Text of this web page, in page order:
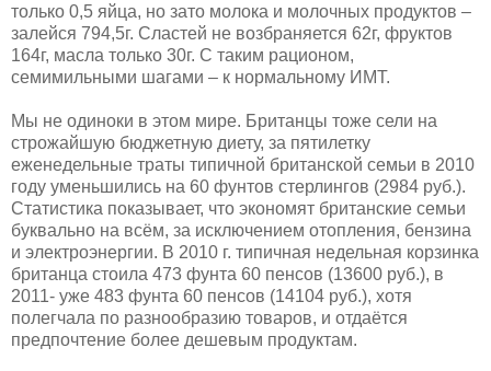
только 0,5 яйца, но зато молока и молочных продуктов –
залейся 794,5г. Сластей не возбраняется 62г, фруктов
164г, масла только 30г. С таким рационом,
семимильными шагами – к нормальному ИМТ.
Мы не одиноки в этом мире. Британцы тоже сели на
строжайшую бюджетную диету, за пятилетку
еженедельные траты типичной британской семьи в 2010
году уменьшились на 60 фунтов стерлингов (2984 руб.).
Статистика показывает, что экономят британские семьи
буквально на всём, за исключением отопления, бензина
и электроэнергии. В 2010 г. типичная недельная корзинка
британца стоила 473 фунта 60 пенсов (13600 руб.), в
2011- уже 483 фунта 60 пенсов (14104 руб.), хотя
полегчала по разнообразию товаров, и отдаётся
предпочтение более дешевым продуктам.